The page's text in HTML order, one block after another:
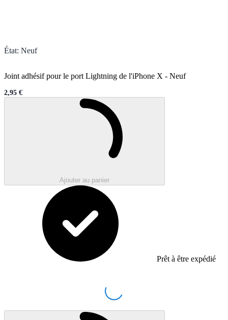
État: Neuf
Joint adhésif pour le port Lightning de l'iPhone X - Neuf
Sale price
2,95 €
Ajouter au panier
Prêt à être expédié
Loading...